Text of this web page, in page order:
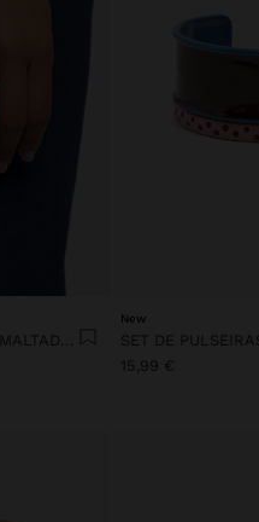
SET DE ANÉIS BICOLOR ESMALTADOS
New
15,99 €